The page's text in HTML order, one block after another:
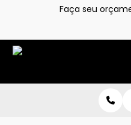
Faça seu